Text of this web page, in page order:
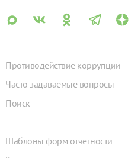
Противодействие коррупции
Часто задаваемые вопросы
Поиск
Шаблоны форм отчетности